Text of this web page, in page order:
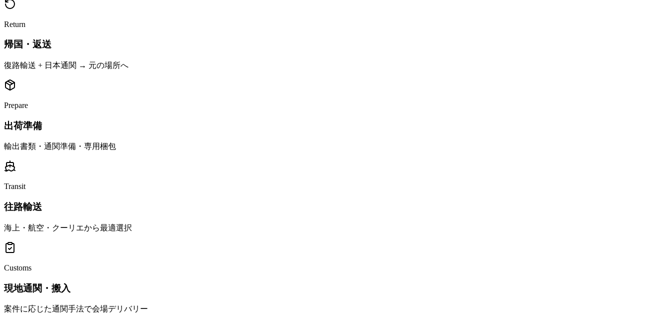
Return
帰国・返送
復路輸送 + 日本通関 → 元の場所へ
Prepare
出荷準備
輸出書類・通関準備・専用梱包
Transit
往路輸送
海上・航空・クーリエから最適選択
Customs
現地通関・搬入
案件に応じた通関手法で会場デリバリー